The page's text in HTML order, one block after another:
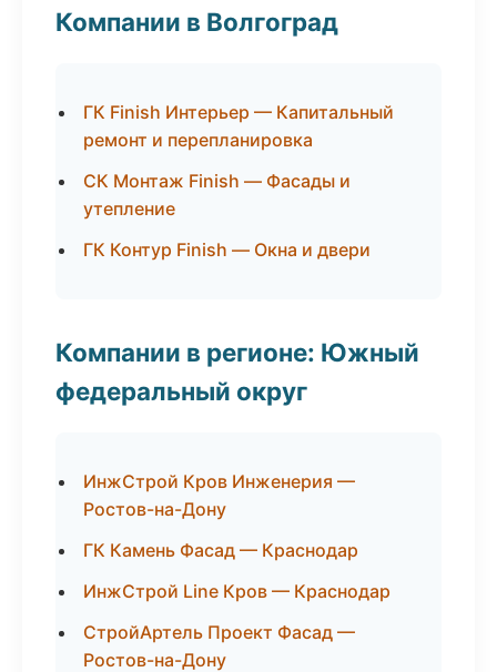
Компании в Волгоград
ГК Finish Интерьер — Капитальный
ремонт и перепланировка
СК Монтаж Finish — Фасады и
утепление
ГК Контур Finish — Окна и двери
Компании в регионе: Южный
федеральный округ
ИнжСтрой Кров Инженерия —
Ростов-на-Дону
ГК Камень Фасад — Краснодар
ИнжСтрой Line Кров — Краснодар
СтройАртель Проект Фасад —
Ростов-на-Дону